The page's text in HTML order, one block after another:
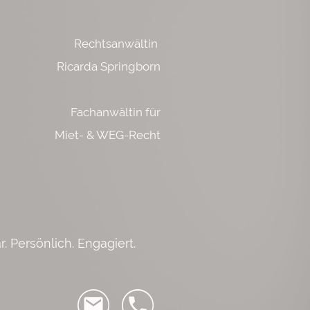
Rechtsanwältin
Ricarda Springborn
Fachanwältin für
Miet- & WEG-Recht
Persönlich. Engagiert.